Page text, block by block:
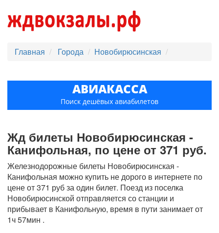
Главная Города Новобирюсинская
АВИАКАССА
Поиск дешёвых авиабилетов
Жд билеты Новобирюсинская -
Канифольная, по цене от 371 руб.
Железнодорожные билеты Новобирюсинская -
Канифольная можно купить не дорого в интернете по
цене от 371 руб за один билет. Поезд из поселка
Новобирюсинской отправляется со станции и
прибывает в Канифольную, время в пути занимает от
1ч 57мин .